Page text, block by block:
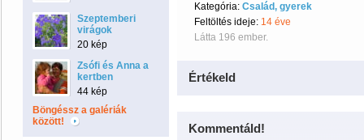
Szeptemberi
virágok
20 kép
Zsófi és Anna a
kertben
44 kép
Böngéssz a galériák
között!
Kategória: Család, gyerek
Feltöltés ideje: 14 éve
Látta 196 ember.
Értékeld
Kommentáld!